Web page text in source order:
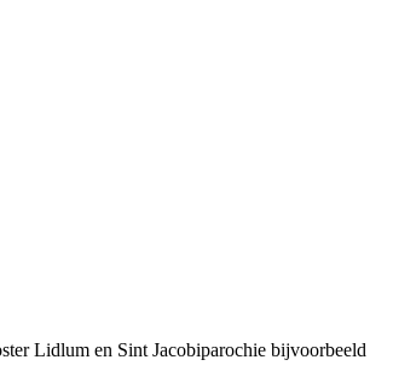
Lidlum en Sint Jacobiparochie bijvoorbeeld